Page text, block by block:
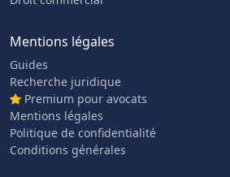
Mentions légales
Guides
Recherche juridique
Premium pour avocats
Mentions légales
Politique de confidentialité
Conditions générales